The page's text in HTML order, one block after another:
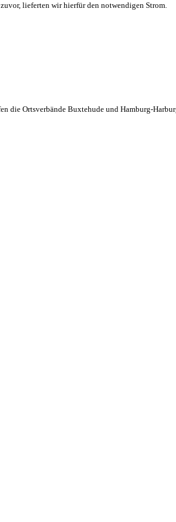
lieferten wir hierfür den notwendigen Strom.
die Ortsverbände Buxtehude und Hamburg-